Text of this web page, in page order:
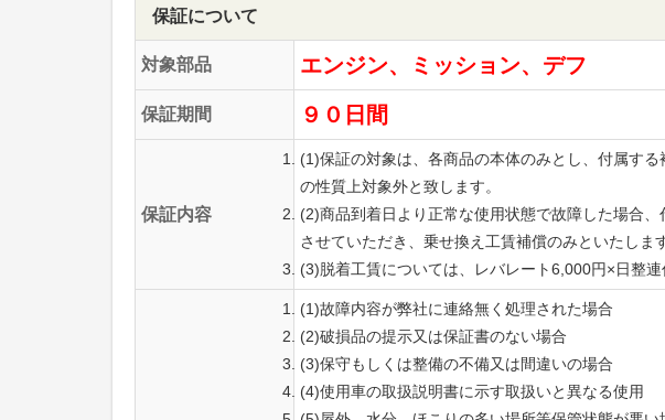
保証について
対象部品 エンジン、ミッション、デフ
保証期間 ９０日間
保証内容
(1)保証の対象は、各商品の本体のみとし、付属す
の性質上対象外と致します。
(2)商品到着日より正常な使用状態で故障した場合
させていただき、乗せ換え工賃補償のみといたします
(3)脱着工賃については、レバレート6,000円×日整
(1)故障内容が弊社に連絡無く処理された場合
(2)破損品の提示又は保証書のない場合
(3)保守もしくは整備の不備又は間違いの場合
(4)使用車の取扱説明書に示す取扱いと異なる使用